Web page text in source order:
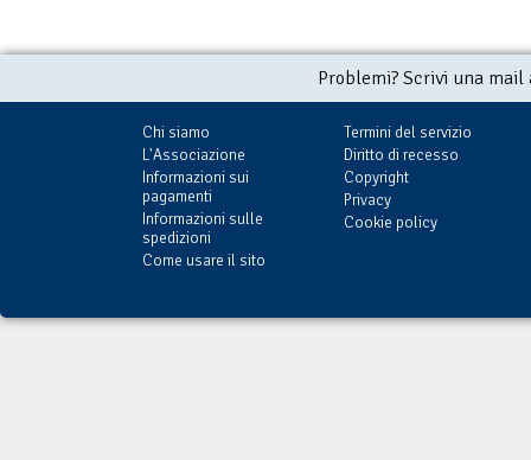
Problemi? Scrivi una
Chi siamo
L'Associazione
Informazioni sui
pagamenti
Informazioni sulle
spedizioni
Come usare il sito
Termini del servizio
Diritto di recesso
Copyright
Privacy
Cookie policy